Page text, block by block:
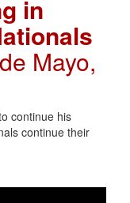
in
Mayo,
continue his
continue their